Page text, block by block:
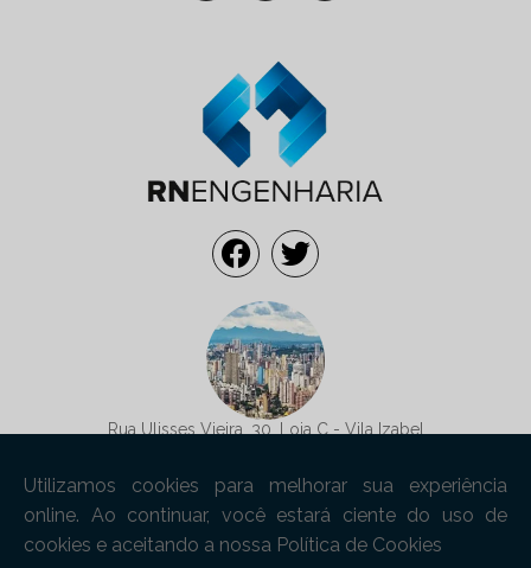
Rua Ulisses Vieira, 30, Loja C - Vila Izabel